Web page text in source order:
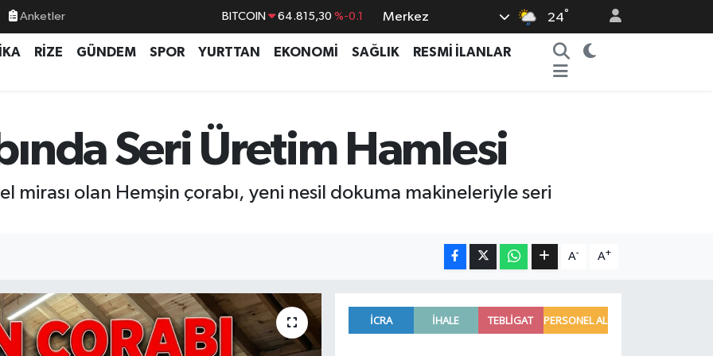
Anketler DOLAR 47,7436 %0.18
EURO 55,2510 %0.32
BİST100 %-14
Merkez 24°
RİZE GÜNDEM SPOR YURTTAN EKONOMİ SAĞLIK
RESMİ İLANLAR
Seri Üretim Hamlesi
mirası olan Hemşin çorabı, yeni nesil dokuma makineleriyle seri
A- A+